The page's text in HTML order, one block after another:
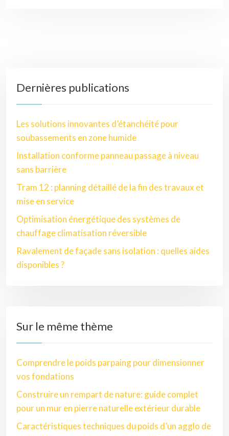
Dernières publications
Les solutions innovantes d’étanchéité pour
soubassements en zone humide
Installation conforme panneau passage à niveau
sans barrière
Tram 12 : planning détaillé de la fin des travaux et
mise en service
Optimisation énergétique des systèmes de
chauffage climatisation réversible
Ravalement de façade sans isolation : quelles aides
disponibles ?
Sur le même thème
Comprendre le poids parpaing pour dimensionner
vos fondations
Construire un rempart de nature: guide complet
pour un mur en pierre naturelle extérieur durable
Caractéristiques techniques du poids d’un agglo de